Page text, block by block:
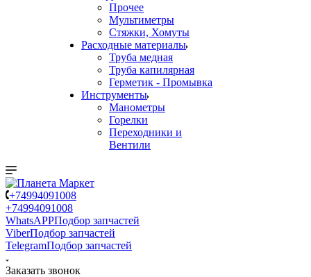
Прочее
Мультиметры
Стяжки, Хомуты
Расходные материалы
Труба медная
Труба капилярная
Герметик - Промывка
Инструменты
Манометры
Горелки
Переходники и
Вентили
+74994091008
+74994091008
WhatsAPPПодбор запчастей
ViberПодбор запчастей
TelegramПодбор запчастей
Заказать звонок